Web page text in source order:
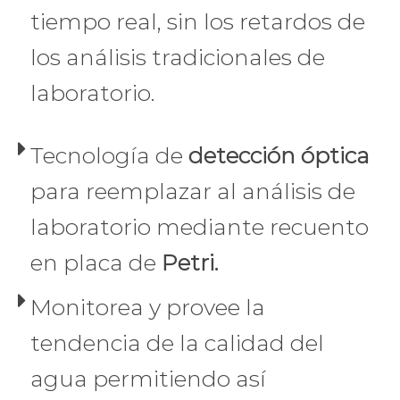
tiempo real, sin los retardos de
los análisis tradicionales de
laboratorio.
Tecnología de detección óptica
para reemplazar al análisis de
laboratorio mediante recuento
en placa de Petri.
Monitorea y provee la
tendencia de la calidad del
agua permitiendo así